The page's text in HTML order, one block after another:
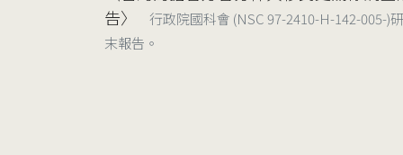
告〉
行政院國科會 (NSC 97-2410-H-142-005-)
末報告。